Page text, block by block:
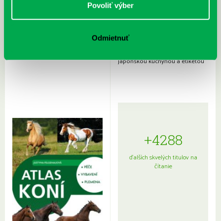
Povoliť výber
Odmietnuť
Rudź, Przemyslaw: Atlas hviezd:
Hardy, Paula: Japonsko na tanieri:
japonskou kuchyňou a etiketou
+4288
ďalších skvelých titulov na
čítanie